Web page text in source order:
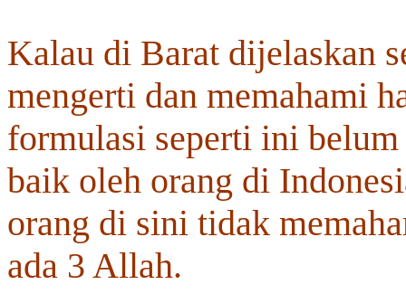
Kalau di Barat dijelaskan
mengerti dan memahami
formulasi seperti ini
baik oleh orang di
orang di sini tidak
ada 3 Allah.